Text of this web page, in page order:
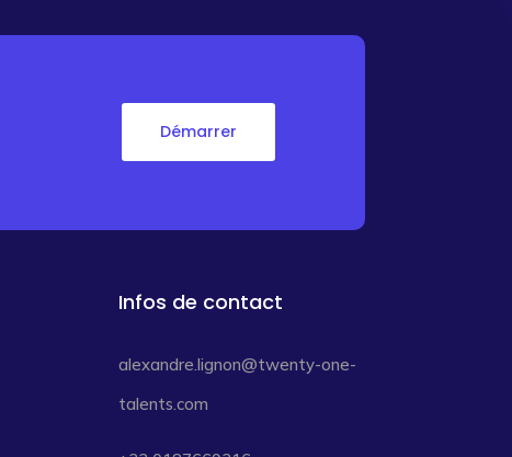
Démarrer
Infos de contact
alexandre.lignon@twenty-one-
talents.com